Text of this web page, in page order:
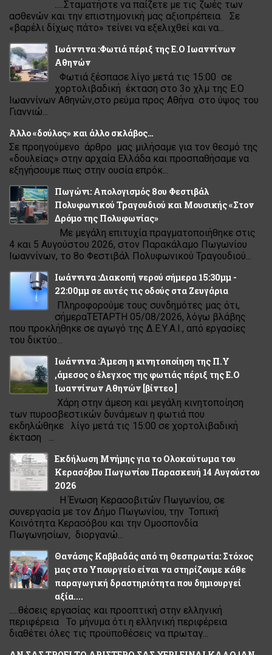
.....Σταματήστε να παίζετε με τις ζωές των
ασθενών και την επιστημονική μας αξιοπρέπεια. Σε
«βαρέλι δίχως πάτο» τείνει να εξελιχθεί και να...
Ιωάννινα :Φωτιά πέριξ της Ε.Ο Ιωαννίνων
Αθηνών
Φωτιά ξέσπασε λίγο μετά τις 15:00 σε
χορτολιβαδική έκταση στο 3ο χλμ της Ε.Ο
Ιωαννίνων Αθηνών,στο ρεύμα προς Αθήνα στο ύψος του
Γιαννιώ...
Άλλο «δούλος» και άλλο σκλάβος…
Σε προηγούμενο άρθρο μας μιλήσαμε για τον θεσμό της
«δουλείας» στην αρχαία Ελλάδα και προσπαθήσαμε να
εξηγήσουμε πως στην ουσία επρόκ...
Πωγώνι: Απολογισμός 8ου Φεστιβάλ
Πολυφωνικού Τραγουδιού και Μουσικής «Στον
Δρόμο της Πολυφωνίας»
Με μεγάλη επιτυχία πραγματοποιήθηκε στις
4 και 5 Αυγούστου 2026, στον Παρακάλαμο Πωγωνίου
Ιωαννίνων, το 8ο Φεστιβάλ Πολυφωνικού Τραγουδιού...
Ιωάννινα :Διακοπή νερού σήμερα 15:30μμ -
22:00μμ σε αυτές τις οδούς στα Ζευγάρια
Πληροφορούμε τους συνδημότες μας ότι,
σήμεραΤΕΤΑΡΤΗ 05/08/2026, λόγω βλάβης
που προκλήθηκε σε αγωγό της Δ.Ε.Υ.Α.Ι., από εργασίες
του δικτύο...
Ιωάννινα :Άμεση η κινητοποίηση της Π.Υ
,άμεσος ο έλεγχος της φωτιάς πέριξ της Ε.Ο
Ιωαννίνων Αθηνών [βίντεο ]
Χάρη στην άμεση και μεγάλη κινητοποίηση
των πυροσβεστικών δυνάμεων η φωτιά που
εκδηλώθηκε λίγο μετά τις 15:00 σε χορτολιβαδική
έκταση ...
Εκδήλωση Μνήμης για το Ολοκαύτωμα του
Κερασόβου Πωγωνίου Παρασκευή 14 Αυγούστου
2026
Η Ένωση Κερασοβιτών Πωγωνίου, σε
συνεργασία με τον Δήμο Πωγωνίου, την Τοπική
Κοινότητα Κερασόβου και την Ομοσπονδία
Πωγωνησίων, διοργανώ...
Θανάσης Καββαδάς από τη Θεσπρωτία: Στόχος
μας στο Υπουργείο είναι να στηρίζουμε κάθε
παραγωγική δραστηριότητα που δημιουργεί
αξία....
.....θέσεις εργασίας και προοπτική στην ελληνική
περιφέρεια Το μήνυμα ότι η ελληνική περιφέρεια
διαθέτει όλες τις προϋποθέσεις να πρωταγ...